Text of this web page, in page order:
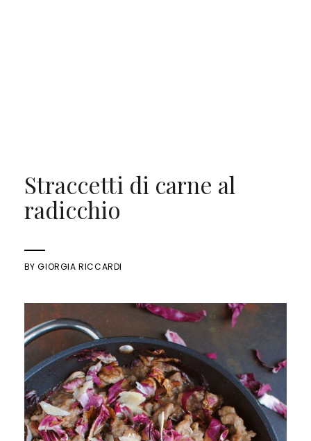
Straccetti di carne al
radicchio
BYGIORGIA RICCARDI